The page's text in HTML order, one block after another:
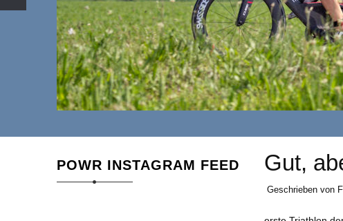
POWR INSTAGRAM FEED Gut,
Geschrieben von